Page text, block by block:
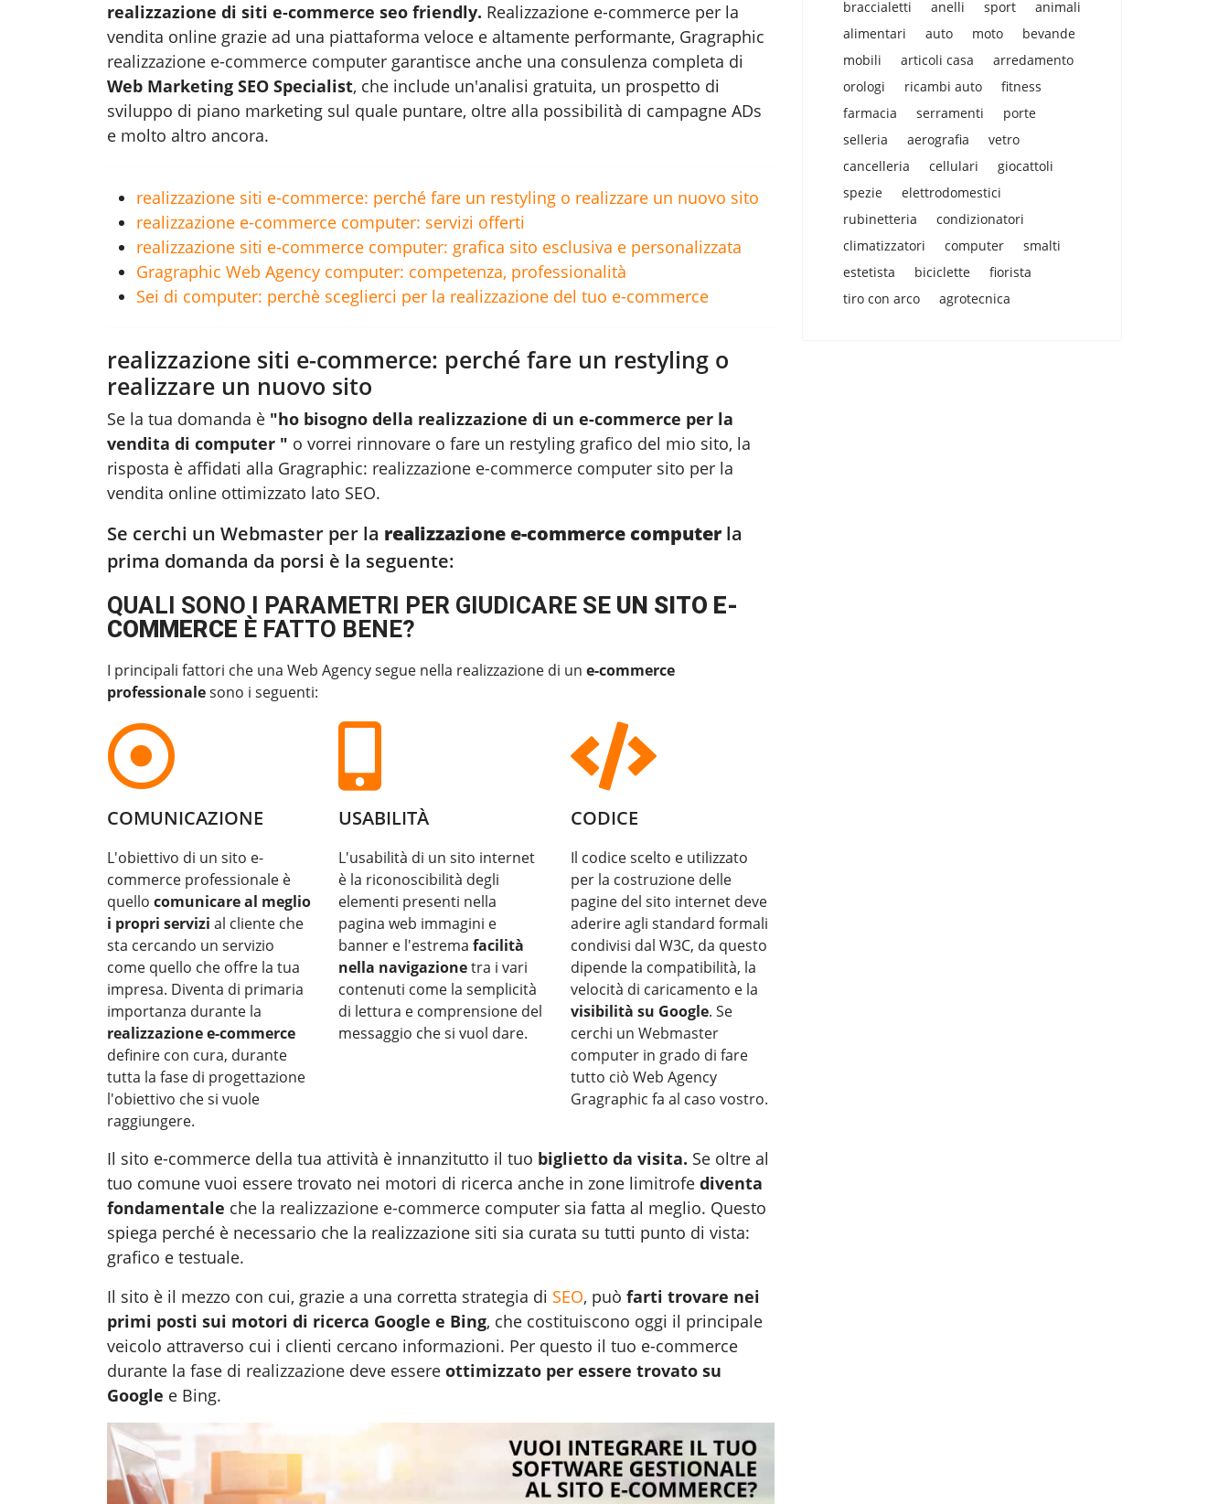
realizzazione di siti e-commerce seo friendly. Realizzazione e-commerce per la
vendita online grazie ad una piattaforma veloce e altamente performante, Gragraphic
realizzazione e-commerce computer garantisce anche una consulenza completa di
Web Marketing SEO Specialist, che include un'analisi gratuita, un prospetto di
sviluppo di piano marketing sul quale puntare, oltre alla possibilità di campagne ADs
e molto altro ancora.
realizzazione siti e-commerce: perché fare un restyling o realizzare un nuovo sito
realizzazione e-commerce computer: servizi offerti
realizzazione siti e-commerce computer: grafica sito esclusiva e personalizzata
Gragraphic Web Agency computer: competenza, professionalità
Sei di computer: perchè sceglierci per la realizzazione del tuo e-commerce
realizzazione siti e-commerce: perché fare un restyling o
realizzare un nuovo sito
Se la tua domanda è "ho bisogno della realizzazione di un e-commerce per la
vendita di computer " o vorrei rinnovare o fare un restyling grafico del mio sito, la
risposta è affidati alla Gragraphic: realizzazione e-commerce computer sito per la
vendita online ottimizzato lato SEO.
Se cerchi un Webmaster per la realizzazione e-commerce computer la
prima domanda da porsi è la seguente:
QUALI SONO I PARAMETRI PER GIUDICARE SE UN SITO E-
COMMERCE È FATTO BENE?
I principali fattori che una Web Agency segue nella realizzazione di un e-commerce
professionalesono i seguenti:
COMUNICAZIONE
L'obiettivo di un sito e-
commerce professionale è
quello comunicare al meglio
i propri servizi al cliente che
sta cercando un servizio
come quello che offre la tua
impresa. Diventa di primaria
importanza durante la
realizzazione e-commerce
definire con cura, durante
tutta la fase di progettazione
l'obiettivo che si vuole
raggiungere.
USABILITÀ
L'usabilità di un sito internet
è la riconoscibilità degli
elementi presenti nella
pagina web immagini e
banner e l'estremafacilità
nella navigazionetra i vari
contenuti come la semplicità
di lettura e comprensione del
messaggio che si vuol dare.
CODICE
Il codice scelto e utilizzato
per la costruzione delle
pagine del sito internet deve
aderire agli standard formali
condivisi dal W3C, da questo
dipende la compatibilità, la
velocità di caricamento e la
visibilità su Google. Se
cerchi un Webmaster
computerin grado di fare
tutto ciò Web Agency
Gragraphic fa al caso vostro.
Il sito e-commerce della tua attività è innanzitutto il tuo biglietto da visita. Se oltre al
tuo comune vuoi essere trovato nei motori di ricerca anche in zone limitrofe diventa
fondamentale che la realizzazione e-commerce computer sia fatta al meglio. Questo
spiega perché è necessario che la realizzazione siti sia curata su tutti punto di vista:
grafico e testuale.
Il sito è il mezzo con cui, grazie a una corretta strategia di SEO, può farti trovare nei
primi posti sui motori di ricerca Google e Bing, che costituiscono oggi il principale
veicolo attraverso cui i clienti cercano informazioni. Per questo il tuo e-commerce
durante la fase di realizzazione deve essere ottimizzato per essere trovato su
Google e Bing.
braccialetti
anelli sport
animali
alimentari
auto moto
bevande
mobili
articoli casa
arredamento
orologi
ricambi auto
fitness
farmacia
serramenti
porte
selleria
aerografia
vetro
cancelleria
cellulari
giocattoli
spezie
elettrodomestici
rubinetteria
condizionatori
climatizzatori
computer
smalti
estetista
biciclette
fiorista
tiro con arco
agrotecnica